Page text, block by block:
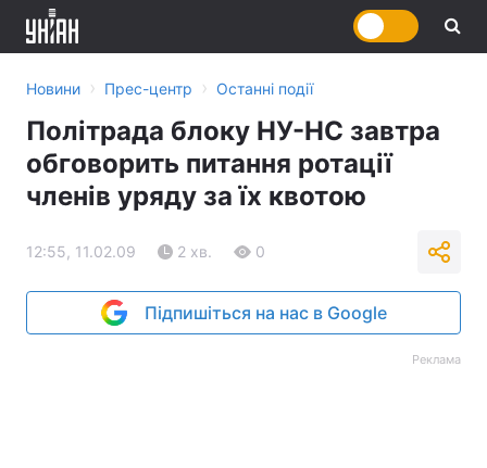
Новини › Прес-центр › Останні події
Політрада блоку НУ-НС завтра
обговорить питання ротації
членів уряду за їх квотою
12:55, 11.02.09 2 хв. 0
Підпишіться на нас в Google
Реклама